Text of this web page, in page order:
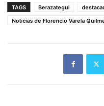
TAGS Berazategui
Noticias de Florencio Varela